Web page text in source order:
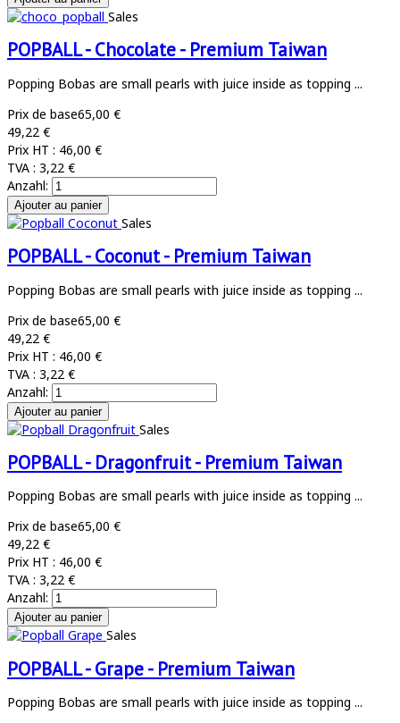
Sales
POPBALL - Chocolate - Premium Taiwan
Popping Bobas are small pearls with juice inside as topping ...
Prix de base65,00 €
49,22 €
Prix HT : 46,00 €
TVA : 3,22 €
Anzahl:
Sales
POPBALL - Coconut - Premium Taiwan
Popping Bobas are small pearls with juice inside as topping ...
Prix de base65,00 €
49,22 €
Prix HT : 46,00 €
TVA : 3,22 €
Anzahl:
Sales
POPBALL - Dragonfruit - Premium Taiwan
Popping Bobas are small pearls with juice inside as topping ...
Prix de base65,00 €
49,22 €
Prix HT : 46,00 €
TVA : 3,22 €
Anzahl:
Sales
POPBALL - Grape - Premium Taiwan
Popping Bobas are small pearls with juice inside as topping ...